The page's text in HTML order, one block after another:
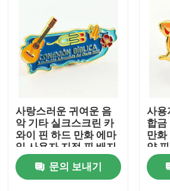
사랑스러운 귀여운 음
악 기타 실크스크린 카
와이 핀 하드 만화 에마
일 사용자 지정 핀 배지
어린이 선물
문의 보내기
사용
합금
만화
양
에마
배지